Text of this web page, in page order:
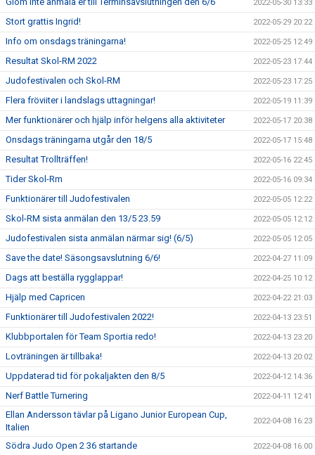
2022-05-30 13:33
Stort grattis Ingrid! 2022-05-29 20:22
Info om onsdags träningarna! 2022-05-25 12:49
Resultat Skol-RM 2022 2022-05-23 17:44
Judofestivalen och Skol-RM 2022-05-23 17:25
Flera fröviiter i landslags uttagningar! 2022-05-19 11:39
Mer funktionärer och hjälp inför helgens alla aktiviteter 2022-05-17 20:38
Onsdags träningarna utgår den 18/5 2022-05-17 15:48
Resultat Trollträffen! 2022-05-16 22:45
Tider Skol-Rm 2022-05-16 09:34
Funktionärer till Judofestivalen 2022-05-05 12:22
Skol-RM sista anmälan den 13/5 23.59 2022-05-05 12:12
Judofestivalen sista anmälan närmar sig! (6/5) 2022-05-05 12:05
Save the date! Säsongsavslutning 6/6! 2022-04-27 11:09
Dags att beställa rygglappar! 2022-04-25 10:12
Hjälp med Capricen 2022-04-22 21:03
Funktionärer till Judofestivalen 2022! 2022-04-13 23:51
Klubbportalen för Team Sportia redo! 2022-04-13 23:20
Lovträningen är tillbaka! 2022-04-13 20:02
Uppdaterad tid för pokaljakten den 8/5 2022-04-12 14:36
Nerf Battle Turnering 2022-04-11 12:41
Ellan Andersson tävlar på Ligano Junior European Cup,
Italien
2022-04-08 16:23
Södra Judo Open 2 36 startande 2022-04-08 16:00